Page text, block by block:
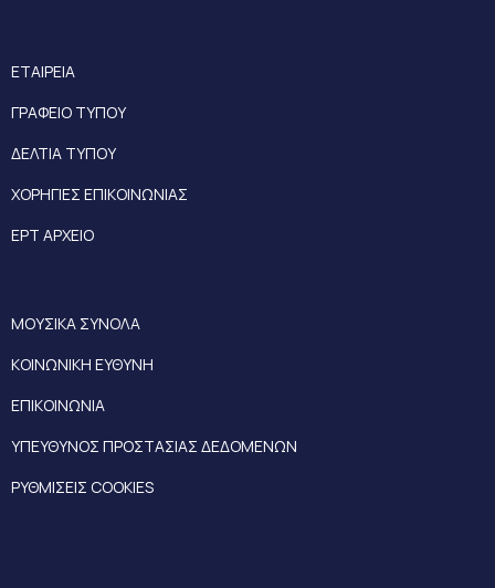
ΕΤΑΙΡΕΙΑ
ΓΡΑΦΕΙΟ ΤΥΠΟΥ
ΔΕΛΤΙΑ ΤΥΠΟΥ
ΧΟΡΗΓΙΕΣ ΕΠΙΚΟΙΝΩΝΙΑΣ
ΕΡΤ ΑΡΧΕΙΟ
ΜΟΥΣΙΚΑ ΣΥΝΟΛΑ
ΚΟΙΝΩΝΙΚΗ ΕΥΘΥΝΗ
ΕΠΙΚΟΙΝΩΝΙΑ
ΥΠΕΥΘΥΝΟΣ ΠΡΟΣΤΑΣΙΑΣ ΔΕΔΟΜΕΝΩΝ
ΡΥΘΜΙΣΕΙΣ COOKIES